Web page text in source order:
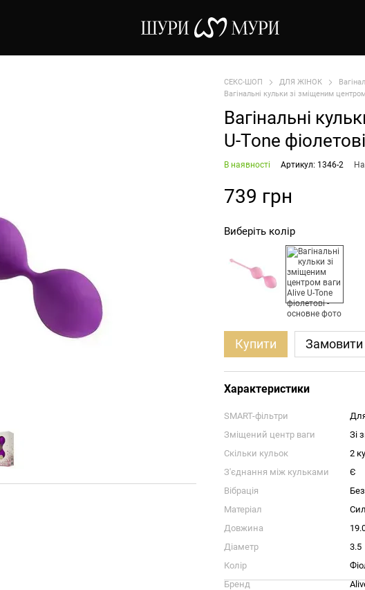
СЕКС-ШОП ДЛЯ ЖІНОК
Вагінальні кульки зі зміщеним
Вагінальні
U-Tone фіолетові
В наявності Артикул: 1346-2
739 грн
Виберіть колір
Купити
Характеристики
SMART-фільтри
Зміщений центр ваги
Зі
Скільки кульок
2
З'єднання між кульками
Є
Вібрація
Без
Матеріал
Довжина
Діаметр
3.5
Колір
Бренд